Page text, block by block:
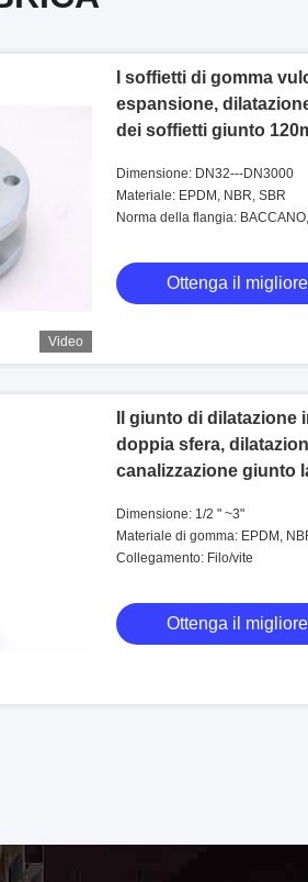
Video
I soffietti di gomma
espansione,
dei soffietti giunto
Dimensione: DN32---DN3000
Materiale: EPDM, NBR, SBR
Norma della flangia:
Ottenga il
Il giunto di dilatazione
doppia sfera,
canalizzazione giunto
Dimensione: 1/2 " ~3"
Materiale di gomma: EPDM,
Collegamento: Filo/vite
Ottenga il